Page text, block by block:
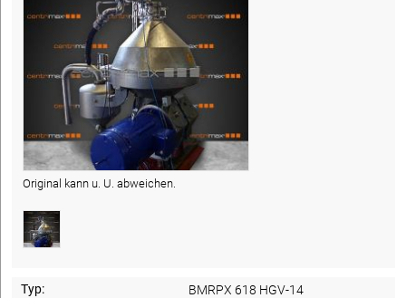
Original kann u. U. abweichen.
Typ:
BMRPX 618 HGV-14